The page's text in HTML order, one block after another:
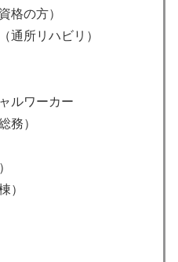
格の方）
通所リハビリ）
ルワーカー
務）
）